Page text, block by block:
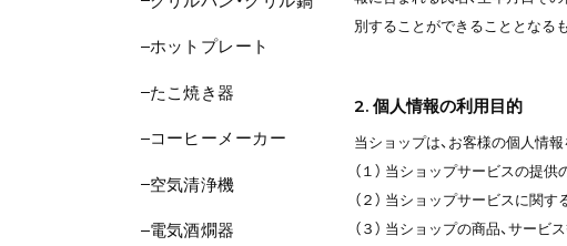
ホットプレート
たこ焼き器
コーヒーメーカー
空気清浄機
電気酒燗器
別することができることとなる
2. 個人情報の利用目的
当ショップは、お客様の個人情
（１） 当ショップサービスの提供
（２） 当ショップサービスに関
（３） 当ショップの商品、サービ